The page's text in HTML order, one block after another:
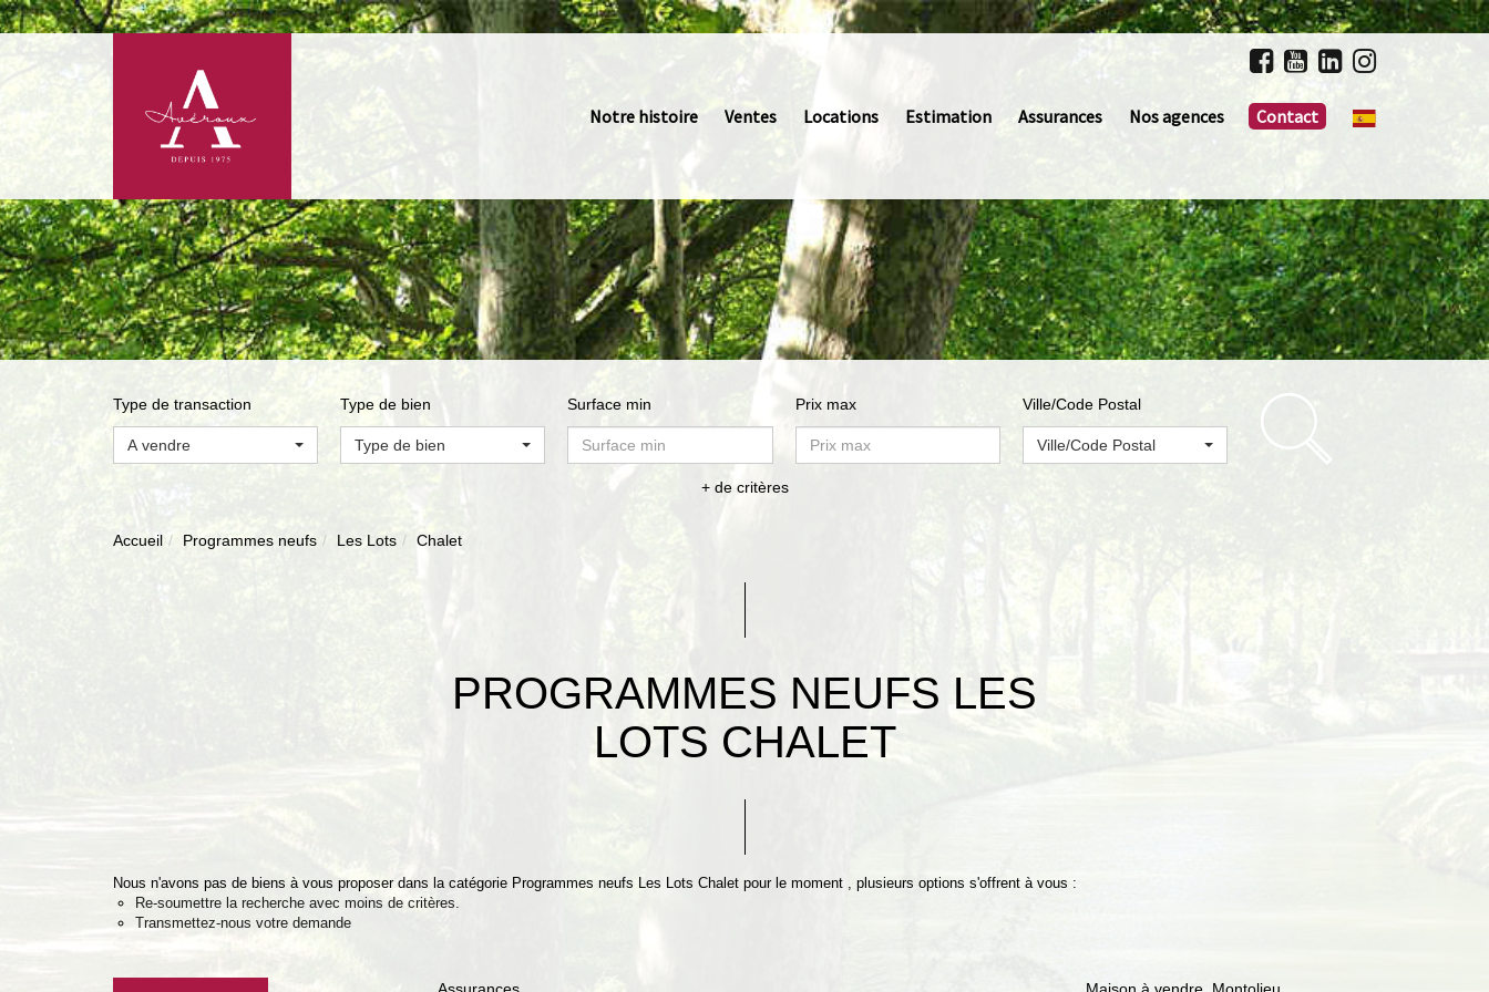
Notre histoire Ventes Locations Estimation Assurances Nos agences Contact
Type de transaction
A vendre
Type de bien
Type de bien
Surface min Prix max Ville/Code Postal
Ville/Code Postal
+ de critères
Accueil Programmes neufs Les Lots Chalet
PROGRAMMES NEUFS LES
LOTS CHALET
Nous n'avons pas de biens à vous proposer dans la catégorie Programmes neufs Les Lots Chalet pour le moment , plusieurs options s'offrent à vous :
Re-soumettre la recherche avec moins de critères.
Transmettez-nous votre demande